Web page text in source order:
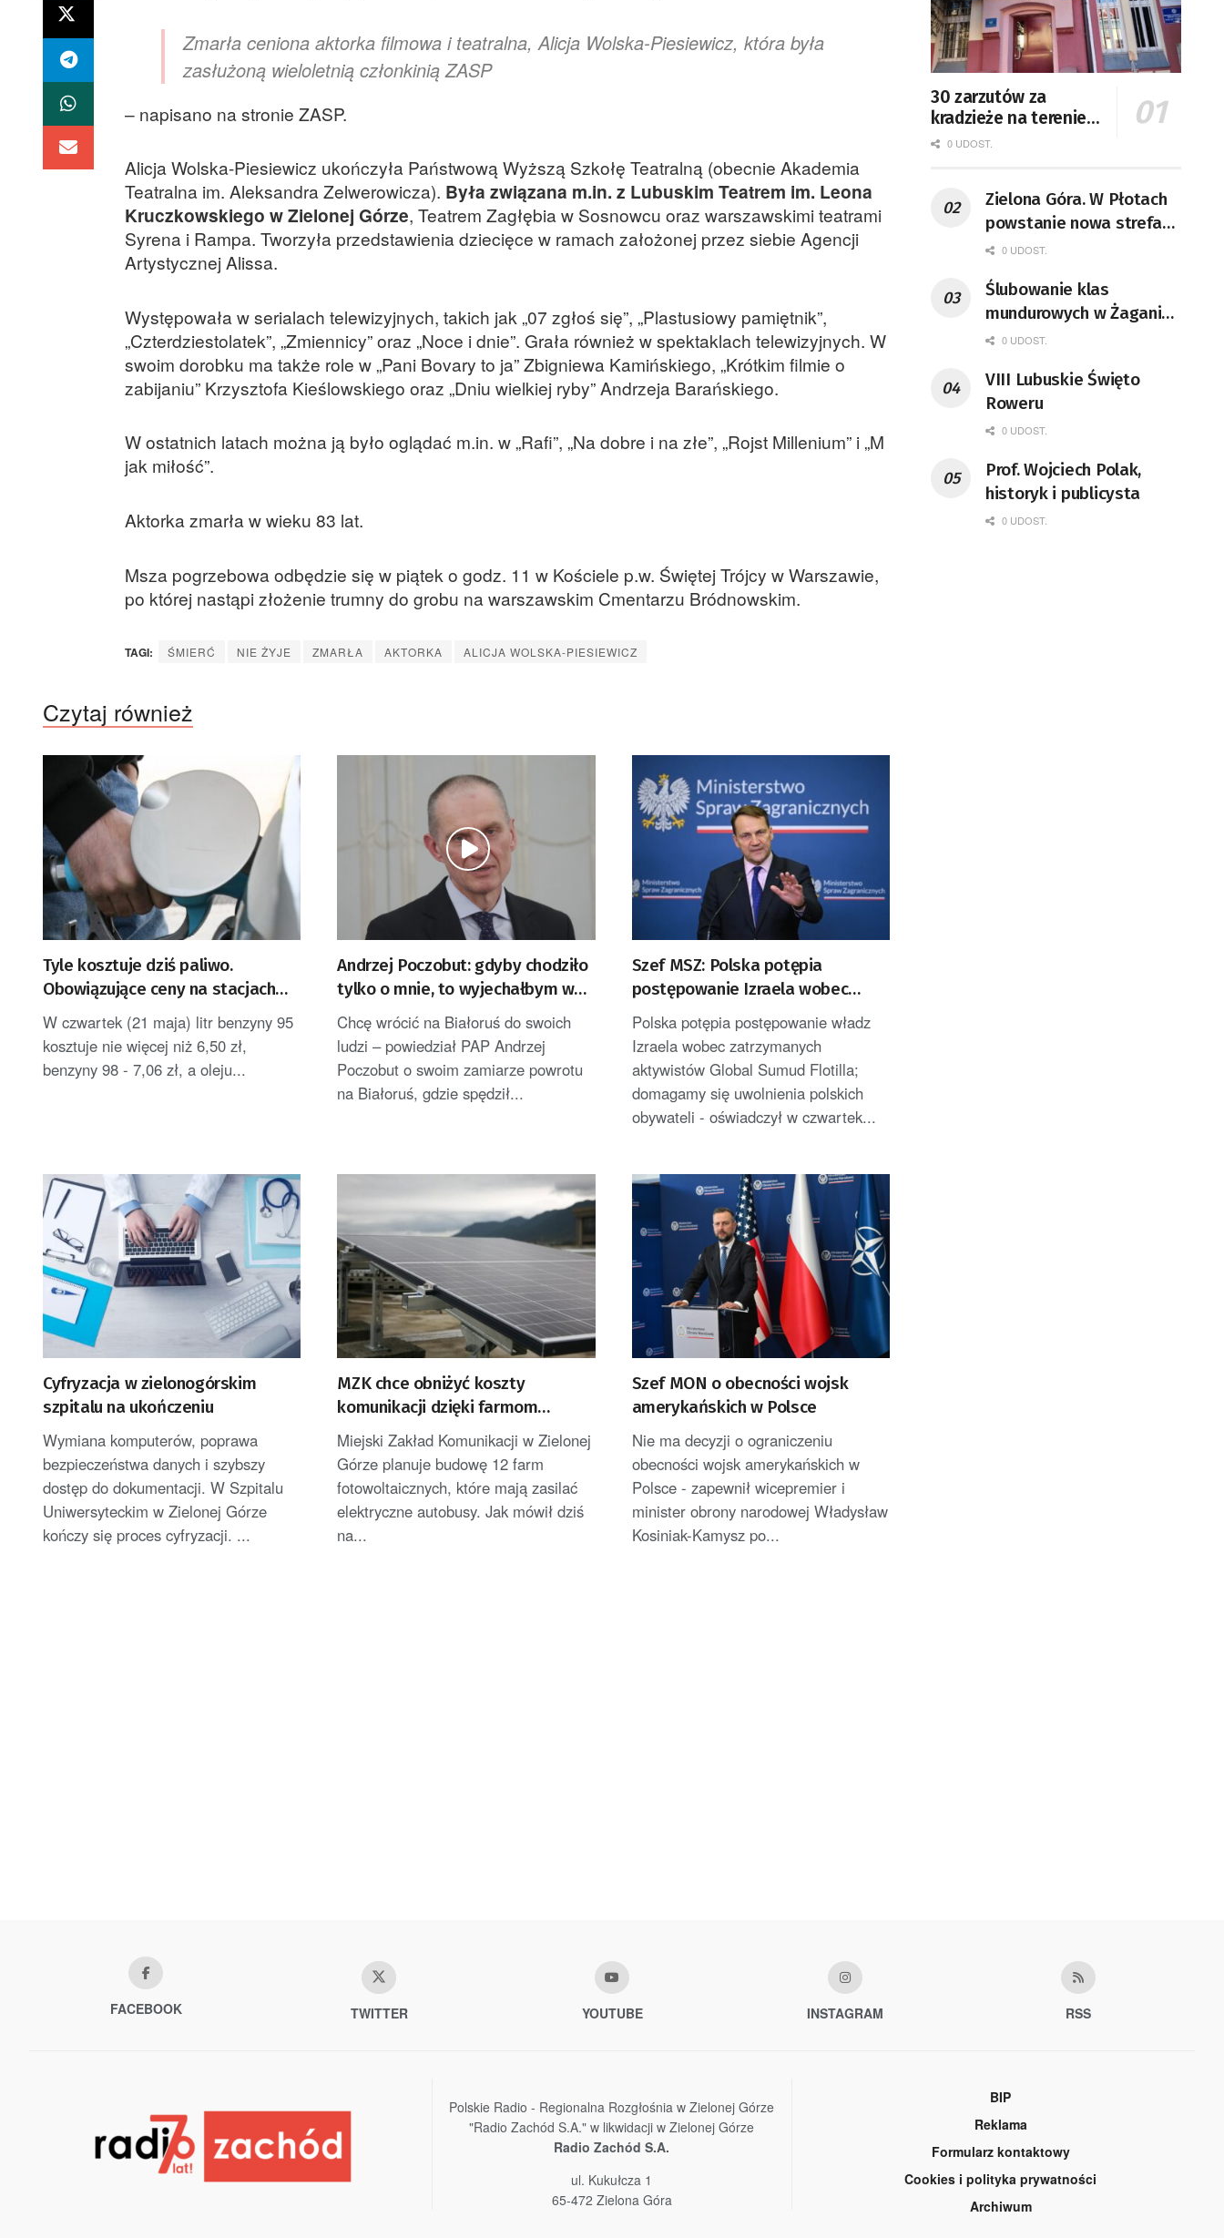
Zmarła ceniona aktorka filmowa i teatralna, Alicja Wolska-Piesiewicz, która była
zasłużoną wieloletnią członkinią ZASP
– napisano na stronie ZASP.
Alicja Wolska-Piesiewicz ukończyła Państwową Wyższą Szkołę Teatralną (obecnie Akademia
Teatralna im. Aleksandra Zelwerowicza). Była związana m.in. z Lubuskim Teatrem im. Leona
Kruczkowskiego w Zielonej Górze, Teatrem Zagłębia w Sosnowcu oraz warszawskimi teatrami
Syrena i Rampa. Tworzyła przedstawienia dziecięce w ramach założonej przez siebie Agencji
Artystycznej Alissa.
Występowała w serialach telewizyjnych, takich jak „07 zgłoś się”, „Plastusiowy pamiętnik”,
„Czterdziestolatek”, „Zmiennicy” oraz „Noce i dnie”. Grała również w spektaklach telewizyjnych. W
swoim dorobku ma także role w „Pani Bovary to ja” Zbigniewa Kamińskiego, „Krótkim filmie o
zabijaniu” Krzysztofa Kieślowskiego oraz „Dniu wielkiej ryby” Andrzeja Barańskiego.
W ostatnich latach można ją było oglądać m.in. w „Rafi”, „Na dobre i na złe”, „Rojst Millenium” i „M
jak miłość”.
Aktorka zmarła w wieku 83 lat.
Msza pogrzebowa odbędzie się w piątek o godz. 11 w Kościele p.w. Świętej Trójcy w Warszawie,
po której nastąpi złożenie trumny do grobu na warszawskim Cmentarzu Bródnowskim.
TAGI: ŚMIERĆ NIE ŻYJE ZMARŁA AKTORKA ALICJA WOLSKA-PIESIEWICZ
Czytaj również
Tyle kosztuje dziś paliwo.
Obowiązujące ceny na stacjach
benzynowych
W czwartek (21 maja) litr benzyny 95
kosztuje nie więcej niż 6,50 zł,
benzyny 98 - 7,06 zł, a oleju...
Andrzej Poczobut: gdyby chodziło
tylko o mnie, to wyjechałbym w
2021 r., byłbym grubszy i bardziej
uśmiechnięty
Chcę wrócić na Białoruś do swoich
ludzi – powiedział PAP Andrzej
Poczobut o swoim zamiarze powrotu
na Białoruś, gdzie spędził...
Szef MSZ: Polska potępia
postępowanie Izraela wobec
aktywistów Global Sumud Flotilla
Polska potępia postępowanie władz
Izraela wobec zatrzymanych
aktywistów Global Sumud Flotilla;
domagamy się uwolnienia polskich
obywateli - oświadczył w czwartek...
Cyfryzacja w zielonogórskim
szpitalu na ukończeniu
Wymiana komputerów, poprawa
bezpieczeństwa danych i szybszy
dostęp do dokumentacji. W Szpitalu
Uniwersyteckim w Zielonej Górze
kończy się proces cyfryzacji. ...
MZK chce obniżyć koszty
komunikacji dzięki farmom
fotowoltaicznym
Miejski Zakład Komunikacji w Zielonej
Górze planuje budowę 12 farm
fotowoltaicznych, które mają zasilać
elektryczne autobusy. Jak mówił dziś
na...
Szef MON o obecności wojsk
amerykańskich w Polsce
Nie ma decyzji o ograniczeniu
obecności wojsk amerykańskich w
Polsce - zapewnił wicepremier i
minister obrony narodowej Władysław
Kosiniak-Kamysz po...
30 zarzutów za
kradzieże na terenie
Żar0 UDOST.
Zielona Góra. W Płotach
powstanie nowa strefa
przemysłowa
0 UDOST.
Ślubowanie klas
mundurowych w Żaganiu
[ZDJĘCIA]
0 UDOST.
VIII Lubuskie Święto
Roweru
0 UDOST.
Prof. Wojciech Polak,
historyk i publicysta
0 UDOST.
FACEBOOK TWITTER YOUTUBE INSTAGRAM RSS
Polskie Radio - Regionalna Rozgłośnia w Zielonej Górze
"Radio Zachód S.A." w likwidacji w Zielonej Górze
Radio Zachód S.A.
ul. Kukułcza 1
65-472 Zielona Góra
BIP
Reklama
Formularz kontaktowy
Cookies i polityka prywatności
Archiwum